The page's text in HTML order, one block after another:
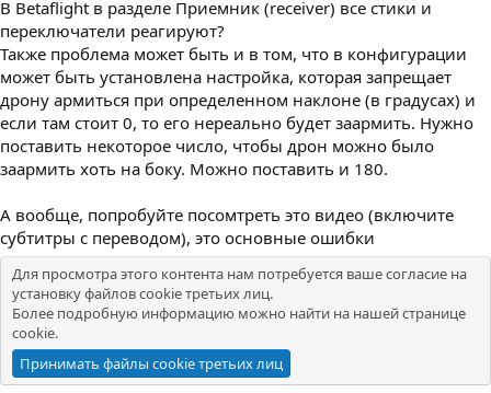
В Betaflight в разделе Приемник (receiver) все стики и
переключатели реагируют?
Также проблема может быть и в том, что в конфигурации
может быть установлена настройка, которая запрещает
дрону армиться при определенном наклоне (в градусах) и
если там стоит 0, то его нереально будет заармить. Нужно
поставить некоторое число, чтобы дрон можно было
заармить хоть на боку. Можно поставить и 180.
А вообще, попробуйте посомтреть это видео (включите
субтитры с переводом), это основные ошибки
Для просмотра этого контента нам потребуется ваше согласие на
установку файлов cookie третьих лиц.
Более подробную информацию можно найти на нашейстранице
cookie.
Принимать файлы cookie третьих лиц